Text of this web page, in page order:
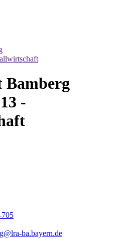
Bamberg
-
ba.bayern.de